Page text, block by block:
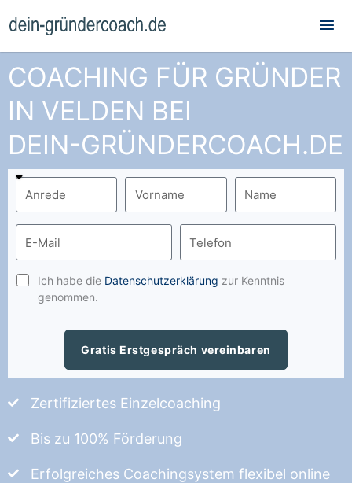
COACHING FÜR GRÜNDER
IN VELDEN BEI
DEIN-GRÜNDERCOACH.DE
Ich habe die Datenschutzerklärung zur Kenntnis
genommen.
Gratis Erstgespräch vereinbaren
Zertifiziertes Einzelcoaching
Bis zu 100% Förderung
Erfolgreiches Coachingsystem flexibel online